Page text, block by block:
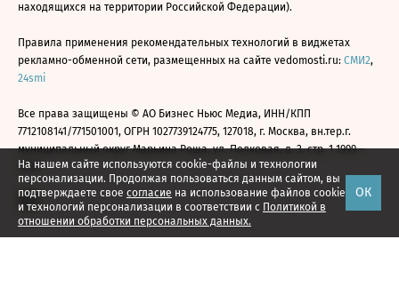
На нашем сайте используются cookie-файлы и технологии
персонализации. Продолжая пользоваться данным сайтом, вы
подтверждаете свое согласие на использование файлов cookie
и технологий персонализации в соответствии с Политикой в
отношении обработки персональных данных.
ОК
находящихся на территории Российской Федерации).
Правила применения рекомендательных технологий в виджетах
рекламно-обменной сети, размещенных на сайте vedomosti.ru: СМИ2,
24smi
Все права защищены © АО Бизнес Ньюс Медиа, ИНН/КПП
7712108141/771501001, ОГРН 1027739124775, 127018, г. Москва, вн.тер.г.
муниципальный округ Марьина Роща, ул. Полковая, д. 3, стр. 1 1999—
2026